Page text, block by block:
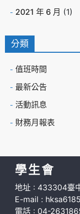
2021 年 6 月 (1)
分類
值班時間
最新公告
活動訊息
財務月報表
學生會
地址 : 433304臺
E-mail :
電話 : 04-